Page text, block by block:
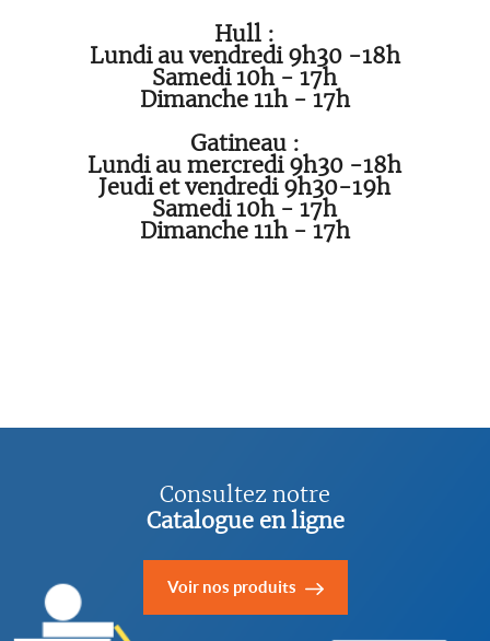
Hull :
Lundi au vendredi 9h30 -18h
Samedi 10h - 17h
Dimanche 11h - 17h
Gatineau :
Lundi au mercredi 9h30 -18h
Jeudi et vendredi 9h30-19h
Samedi 10h - 17h
Dimanche 11h - 17h
Consultez notre
Catalogue en ligne
Voir nos produits